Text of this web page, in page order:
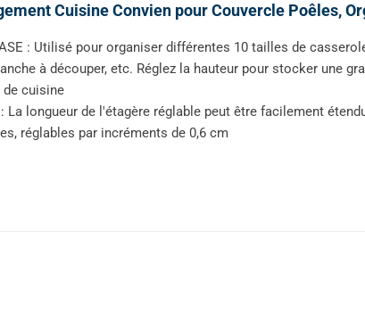
Cuisine Convien pour Couvercle Poêles,
: Utilisé pour organiser différentes 10 tailles de
à découper, etc. Réglez la hauteur pour stocker une
de cuisine
: La longueur de l'étagère réglable peut être facilement
réglables par incréments de 0,6 cm